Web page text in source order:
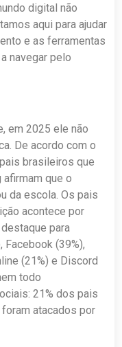
digital não
aqui para ajudar
e as ferramentas
navegar pelo
em 2025 ele não
De acordo com o
brasileiros que
que o
da escola. Os pais
acontece por
para
Facebook (39%),
(21%) e Discord
todo
21% dos pais
atacados por